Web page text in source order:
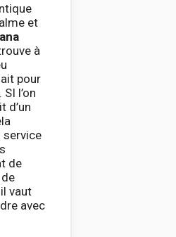
et
à
pour
l’on
d’un
service
de
vaut
avec